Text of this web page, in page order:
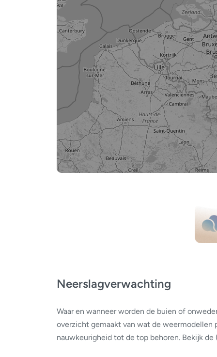
Neerslagverwachting
Waar en wanneer worden de buien of
overzicht gemaakt van wat de weermodellen
nauwkeurigheid tot de top behoren. Bekijk